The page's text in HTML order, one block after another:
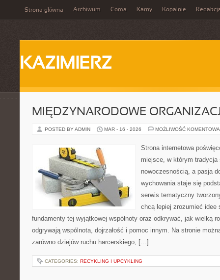
Strona główna Archiwum Coma Karny Kopalnie
KAZIMIERZ
MIĘDZYNARODOWE
POSTED BY ADMIN MAR - 16 - 2026 MOŻLIWOŚĆ
Strona internetowa
miejsce, w którym
nowoczesnością, a pasja
wychowania staje się
serwis tematyczny
chcą lepiej zrozumieć idee
fundamenty tej wyjątkowej wspólnoty oraz odkrywać, jak wielką
odgrywają wspólnota, dojrzałość i pomoc innym. Na stronie
zarówno dziejów ruchu harcerskiego, […]
CATEGORIES: RECYKLING I UPCYKLING